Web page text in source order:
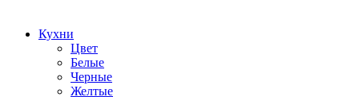
Кухни
Цвет
Белые
Черные
Желтые